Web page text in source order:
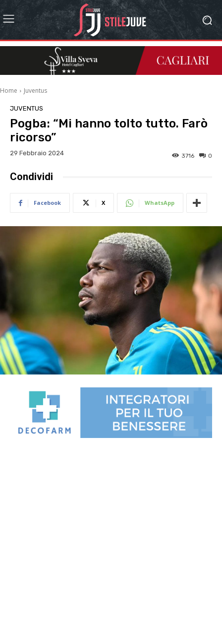
Home Juventus
JUVENTUS
Pogba: “Mi hanno tolto tutto. Farò
ricorso”
29 Febbraio 2024 0
3716
Condividi
Facebook X WhatsApp